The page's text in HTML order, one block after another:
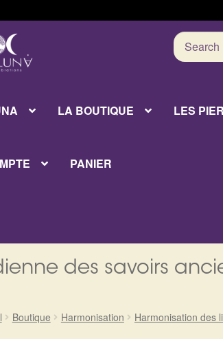
Search
for:
LA BOUTIQUE LES
PANIER
des savoirs
Boutique Harmonisation Harmonisation des